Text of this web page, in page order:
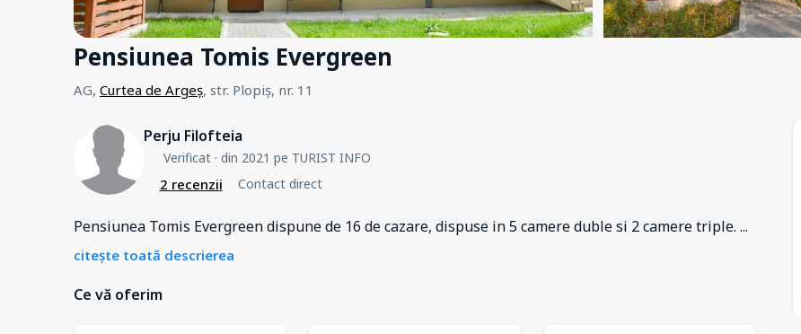
Pensiunea Tomis Evergreen
AG, Curtea de Argeș, str. Plopiș, nr. 11
Perju Filofteia
Verificat· din 2021 pe TURIST INFO
2 recenzii Contact direct
Pensiunea Tomis Evergreen dispune de 16 de cazare, dispuse in 5 camere duble si 2 camere triple. ...
citește toată descrierea
Ce vă oferim